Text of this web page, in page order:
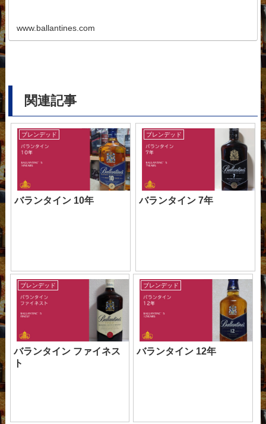
www.ballantines.com
関連記事
ブレンデッド
バランタイン 10年
ブレンデッド
バランタイン 7年
ブレンデッド
バランタイン ファイネス
ト
ブレンデッド
バランタイン 12年